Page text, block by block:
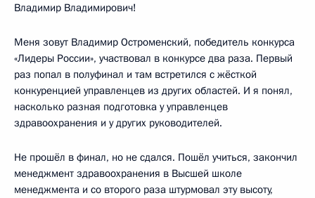
Владимир Владимирович!
Меня зовут Владимир Остроменский, победитель конкурса
«Лидеры России», участвовал в конкурсе два раза. Первый
раз попал в полуфинал и там встретился с жёсткой
конкуренцией управленцев из других областей. И я понял,
насколько разная подготовка у управленцев
здравоохранения и у других руководителей.
Не прошёл в финал, но не сдался. Пошёл учиться, закончил
менеджмент здравоохранения в Высшей школе
менеджмента и со второго раза штурмовал эту высоту,